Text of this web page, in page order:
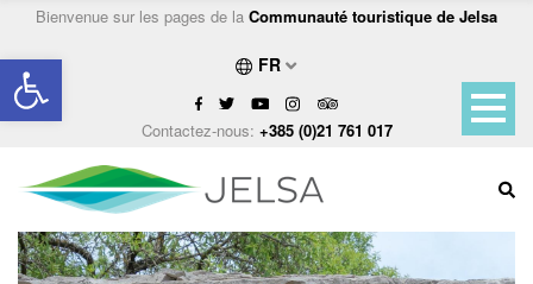
Ouvrir la barre d’outils
Bienvenue sur les pages de la Communauté touristique de Jelsa
FR
Contactez-nous: +385 (0)21 761 017